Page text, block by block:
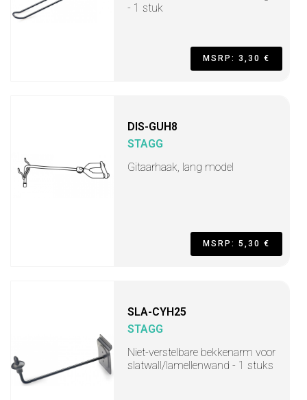
- 1 stuk
MSRP: 3,30 €
DIS-GUH8
STAGG
Gitaarhaak, lang model
MSRP: 5,30 €
SLA-CYH25
STAGG
Niet-verstelbare bekkenarm voor
slatwall/lamellenwand - 1 stuks